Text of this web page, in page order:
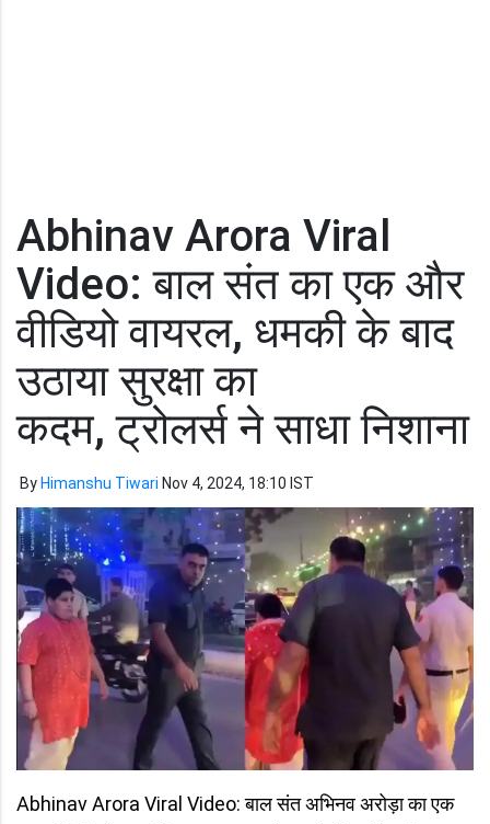
Abhinav Arora Viral
Video: बाल संत का एक और
वीडियो वायरल, धमकी के बाद
उठाया सुरक्षा का
कदम, ट्रोलर्स ने साधा निशाना
By Himanshu Tiwari Nov 4, 2024, 18:10 IST
Abhinav Arora Viral Video: बाल संत अभिनव अरोड़ा का एक